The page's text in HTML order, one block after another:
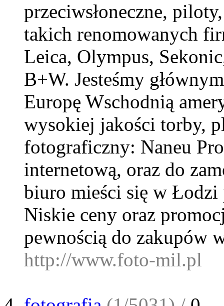
przeciwsłoneczne,
takich renomowanych
Leica, Olympus,
B+W. Jesteśmy
Europę Wschodnią
wysokiej jakości torby,
fotograficzny: Naneu
internetową, oraz do
biuro mieści się w
Niskie ceny oraz
pewnością do zakupów
http://www.foto-mil.pl